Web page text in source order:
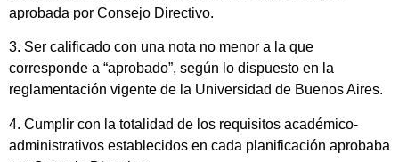
aprobada por Consejo Directivo.
3. Ser calificado con una nota no menor a la que
corresponde a “aprobado”, según lo dispuesto en la
reglamentación vigente de la Universidad de Buenos Aires.
4. Cumplir con la totalidad de los requisitos académico-
administrativos establecidos en cada planificación aprobaba